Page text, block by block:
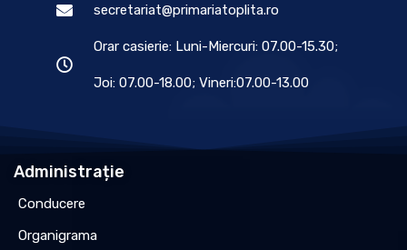
secretariat@primariatoplita.ro
Orar casierie: Luni-Miercuri: 07.00-15.30;
Joi: 07.00-18.00; Vineri:07.00-13.00
Administrație
Conducere
Organigrama